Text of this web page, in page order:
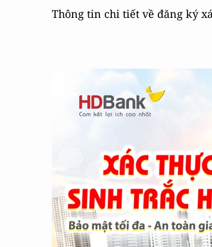
Thông tin chi tiết về đăng ký